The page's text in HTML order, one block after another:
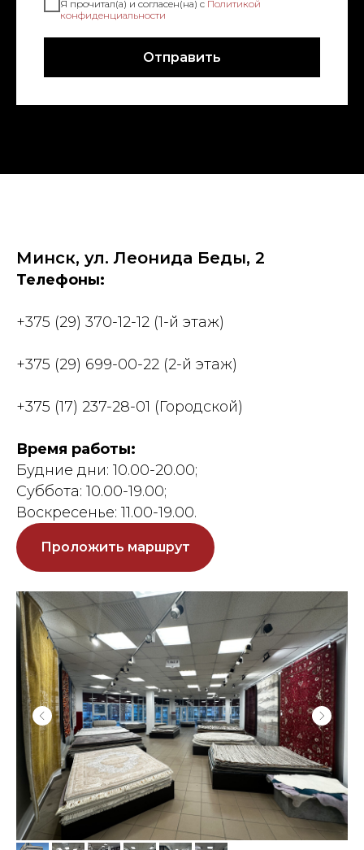
Я прочитал(а) и согласен(на) с Политикой
конфиденциальности
Отправить
Минск, ул. Леонида Беды, 2
Телефоны:
+375 (29) 370-12-12 (1-й этаж)
+375 (29) 699-00-22 (2-й этаж)
+375 (17) 237-28-01 (Городской)
Время работы:
Будние дни: 10.00-20.00;
Суббота: 10.00-19.00;
Воскресенье: 11.00-19.00.
Проложить маршрут